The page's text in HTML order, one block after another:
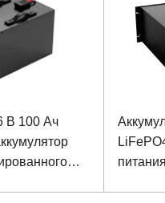
В 100 Ач